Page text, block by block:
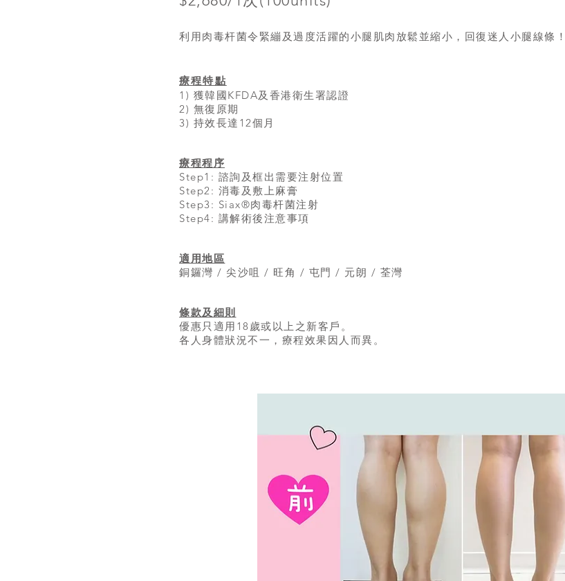
利用肉毒杆菌令緊繃及過度活躍的小腿肌肉放鬆並縮小，回復迷人小腿線條！
療程特點
1) 獲韓國KFDA及香港衛生署認證
2) 無復原期
3) 持效長達12個月
療程程序
Step1: 諮詢及框出需要注射位置
Step2: 消毒及敷上麻膏
Step3: Siax®肉毒杆菌注射
Step4: 講解術後注意事項
適用地區
銅鑼灣 / 尖沙咀 / 旺角 / 屯門 / 元朗 / 荃灣
條款及細則
優惠只適用18歲或以上之新客戶。
各人身體狀況不一，療程效果因人而異。